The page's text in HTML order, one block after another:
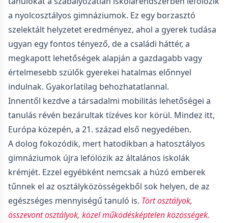
a nyolcosztályos gimnáziumok. Ez egy borzasztó
szelektált helyzetet eredményez, ahol a gyerek tudása
ugyan egy fontos tényező, de a családi háttér, a
megkapott lehetőségek alapján a gazdagabb vagy
értelmesebb szülők gyerekei hatalmas előnnyel
indulnak. Gyakorlatilag behozhatatlannal.
Innentől kezdve a társadalmi mobilitás lehetőségei a
tanulás révén bezárultak tízéves kor körül. Mindez itt,
Európa közepén, a 21. század első negyedében.
A dolog fokozódik, mert hatodikban a hatosztályos
gimnáziumok újra lefölözik az általános iskolák
krémjét. Ezzel egyébként nemcsak a húzó emberek
tűnnek el az osztályközösségekből sok helyen, de az
egészséges mennyiségű tanuló is. Tört osztályok,
összevont osztályok, közel működésképtelen közösségek.